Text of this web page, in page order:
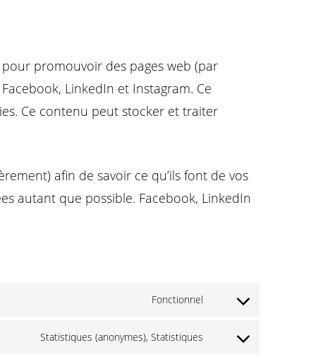
promouvoir des pages web (par
LinkedIn et Instagram. Ce
Ce contenu peut stocker et traiter
afin de savoir ce qu’ils font de vos
autant que possible. Facebook, LinkedIn
Fonctionnel
Consent
Statistiques (anonymes), Statistiques
Consent